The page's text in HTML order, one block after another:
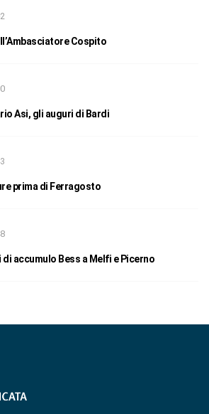
Cospito
Asi, gli auguri di Bardi
prima di Ferragosto
accumulo Bess a Melfi e Picerno